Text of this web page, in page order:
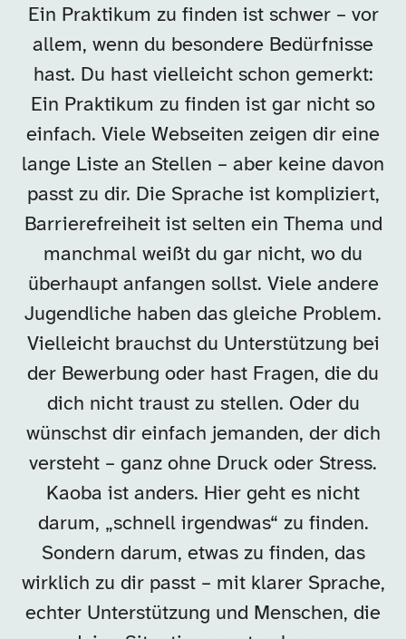
Ein Praktikum zu finden ist schwer – vor
allem, wenn du besondere Bedürfnisse
hast. Du hast vielleicht schon gemerkt:
Ein Praktikum zu finden ist gar nicht so
einfach. Viele Webseiten zeigen dir eine
lange Liste an Stellen – aber keine davon
passt zu dir. Die Sprache ist kompliziert,
Barrierefreiheit ist selten ein Thema und
manchmal weißt du gar nicht, wo du
überhaupt anfangen sollst. Viele andere
Jugendliche haben das gleiche Problem.
Vielleicht brauchst du Unterstützung bei
der Bewerbung oder hast Fragen, die du
dich nicht traust zu stellen. Oder du
wünschst dir einfach jemanden, der dich
versteht – ganz ohne Druck oder Stress.
Kaoba ist anders. Hier geht es nicht
darum, „schnell irgendwas“ zu finden.
Sondern darum, etwas zu finden, das
wirklich zu dir passt – mit klarer Sprache,
echter Unterstützung und Menschen, die